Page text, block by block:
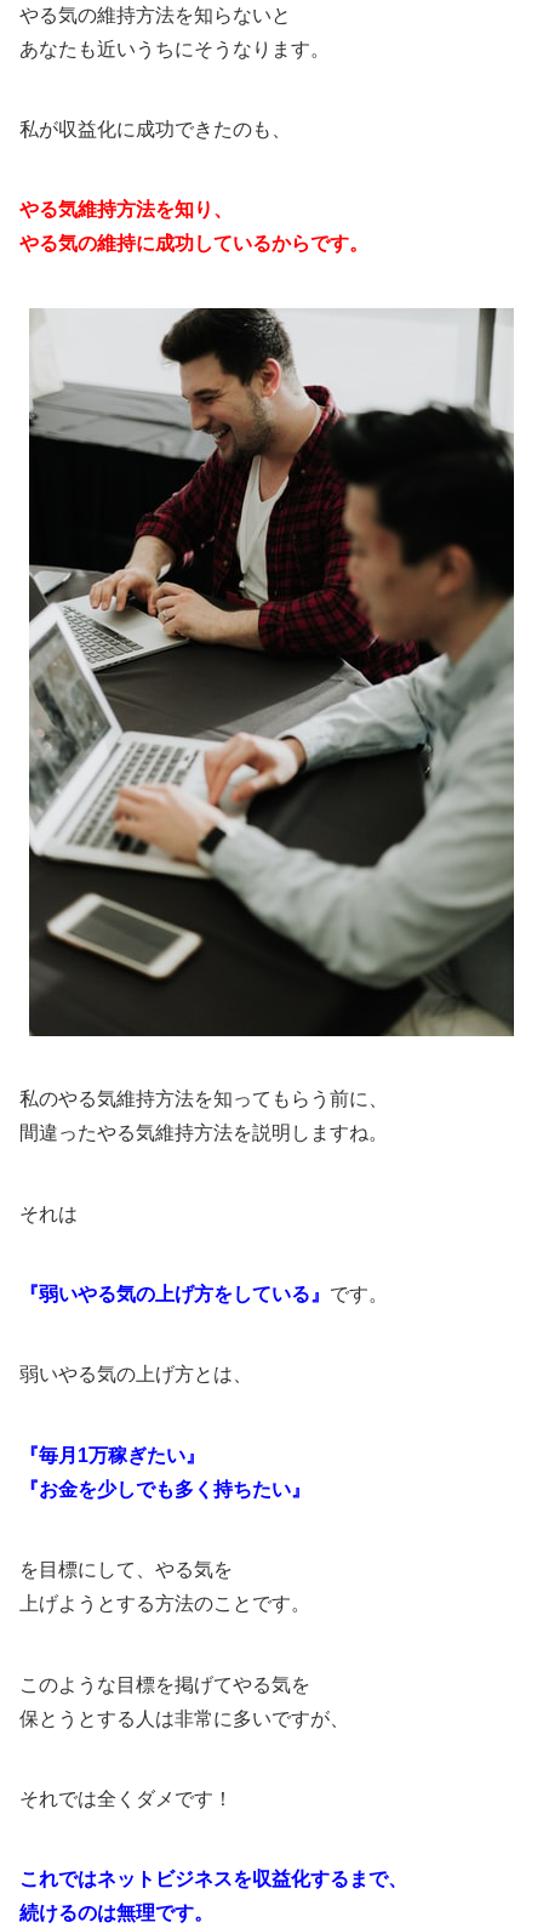
やる気の維持方法を知らないと
あなたも近いうちにそうなります。
私が収益化に成功できたのも、
やる気維持方法を知り、
やる気の維持に成功しているからです。
私のやる気維持方法を知ってもらう前に、
間違ったやる気維持方法を説明しますね。
それは
『弱いやる気の上げ方をしている』 です。
弱いやる気の上げ方とは、
『毎月1万稼ぎたい』
『お金を少しでも多く持ちたい』
を目標にして、やる気を
上げようとする方法のことです。
このような目標を掲げてやる気を
保とうとする人は非常に多いですが、
それでは全くダメです！
これではネットビジネスを収益化するまで、
続けるのは無理です。